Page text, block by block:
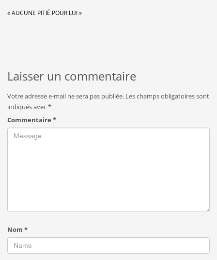
« AUCUNE PITIÉ POUR LUI »
Laisser un commentaire
Votre adresse e-mail ne sera pas publiée. Les champs obligatoires sont
indiqués avec*
Commentaire *
Nom *